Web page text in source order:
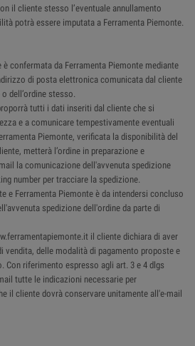
il cliente stesso l’eventuale annullamento
potrà essere imputata a Ferramenta Piemonte.
confermata da Ferramenta Piemonte mediante
di posta elettronica comunicata dal cliente
dell’ordine stesso.
tutti i dati inseriti dal cliente che si
e a comunicare tempestivamente eventuali
Piemonte, verificata la disponibilità del
metterà l’ordine in preparazione e
la comunicazione dell'avvenuta spedizione
number per tracciare la spedizione.
e Ferramenta Piemonte è da intendersi concluso
spedizione dell'ordine da parte di
il cliente dichiara di aver
vendita, delle modalità di pagamento proposte e
Con riferimento espresso agli art. 3 e 4 dlgs
tutte le indicazioni necessarie per
il cliente dovrà conservare unitamente all'e-mail